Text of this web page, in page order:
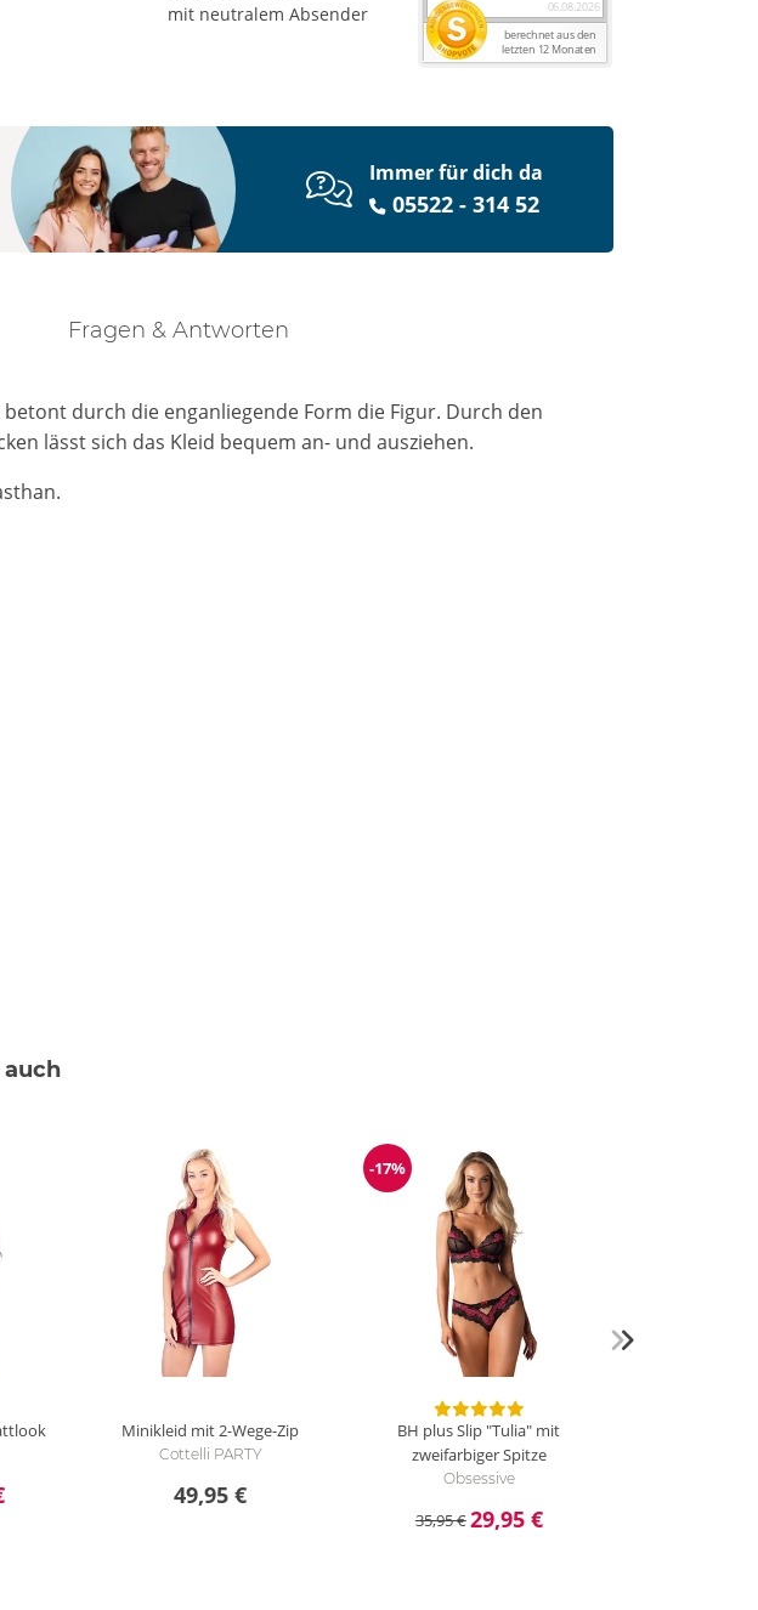
mit neutralem Absender
Immer für dich da
05522 - 314 52
Fragen & Antworten
durch die enganliegende Form die Figur. Durch den
lässt sich das Kleid bequem an- und ausziehen.
Minikleid mit 2-Wege-Zip
Cottelli PARTY
49,95 €
Reduzierung
-17%
BH plus Slip "Tulia" mit
zweifarbiger Spitze
Obsessive
35,95 €29,95 €